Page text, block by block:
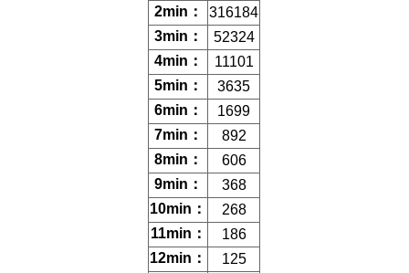
2min：
316184
3min：
52324
4min：
11101
5min：
3635
6min：
1699
7min：
892
8min：
606
9min：
368
10min：
268
11min：
186
12min：
125